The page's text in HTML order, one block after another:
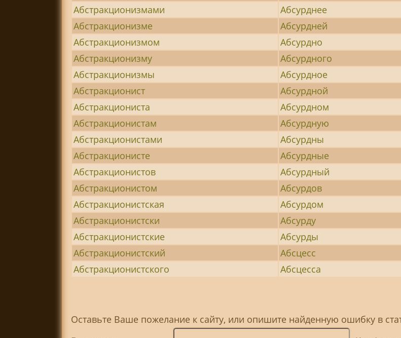
Абстракционизмами
Абсурднее
Абстракционизме
Абсурдней
Абстракционизмом
Абсурдно
Абстракционизму
Абсурдного
Абстракционизмы
Абсурдное
Абстракционист
Абсурдной
Абстракциониста
Абсурдном
Абстракционистам
Абсурдную
Абстракционистами
Абсурдны
Абстракционисте
Абсурдные
Абстракционистов
Абсурдный
Абстракционистом
Абсурдов
Абстракционистская
Абсурдом
Абстракционистски
Абсурду
Абстракционистские
Абсурды
Абстракционистский
Абсцесс
Абстракционистского
Абсцесса
Оставьте Ваше пожелание к сайту, или опишите найденную ошибку в